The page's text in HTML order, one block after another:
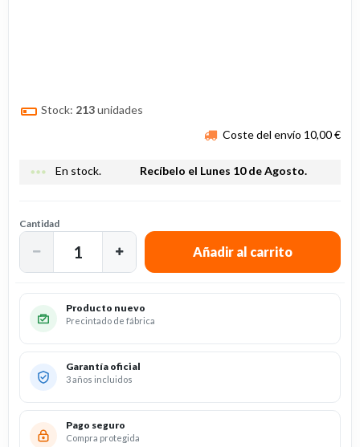
Stock: 213unidades
Coste del envío 10,00 €
more_horiz En stock. Recíbelo el Lunes 10 de Agosto.
Cantidad
Producto nuevo
Precintado de fábrica
Garantía oficial
3 años incluidos
Pago seguro
Compra protegida